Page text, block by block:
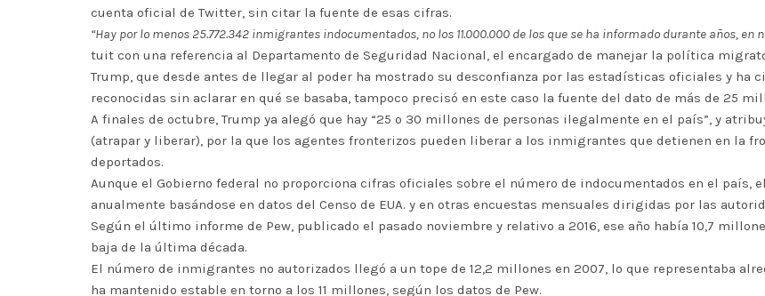
cuenta oficial de Twitter, sin citar la fuente de esas cifras.
“Hay por lo menos 25.772.342 inmigrantes indocumentados, no los 11.000.000 de los que se ha informado durante años, en
tuit con una referencia al Departamento de Seguridad Nacional, el encargado de manejar la política
Trump, que desde antes de llegar al poder ha mostrado su desconfianza por las estadísticas oficiales y ha
reconocidas sin aclarar en qué se basaba, tampoco precisó en este caso la fuente del dato de más de 25
A finales de octubre, Trump ya alegó que hay “25 o 30 millones de personas ilegalmente en el país”, y
(atrapar y liberar), por la que los agentes fronterizos pueden liberar a los inmigrantes que detienen en la
deportados.
Aunque el Gobierno federal no proporciona cifras oficiales sobre el número de indocumentados en el país,
anualmente basándose en datos del Censo de EUA. y en otras encuestas mensuales dirigidas por las
Según el último informe de Pew, publicado el pasado noviembre y relativo a 2016, ese año había 10,7
baja de la última década.
El número de inmigrantes no autorizados llegó a un tope de 12,2 millones en 2007, lo que representaba
ha mantenido estable en torno a los 11 millones, según los datos de Pew.